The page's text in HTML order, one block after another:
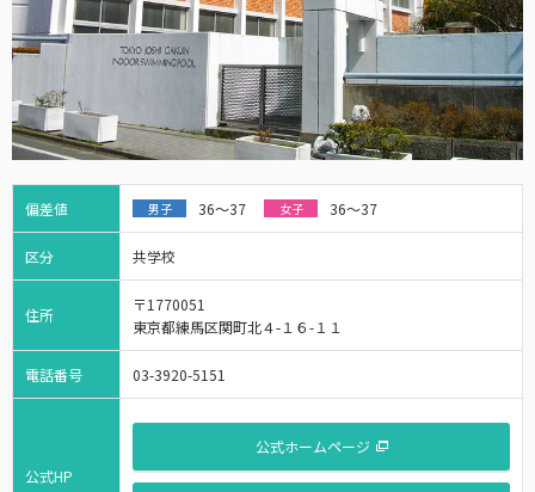
偏差値 男子 36～37 女子 36～37
区分 共学校
住所
〒1770051
東京都練馬区関町北４-１６-１１
電話番号 03-3920-5151
公式HP
公式ホームページ